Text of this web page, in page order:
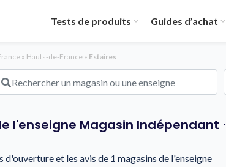
Tests de produits Guides d’achat
» Hauts-de-France » Estaires
Rechercher un magasin ou une enseigne
l'enseigne Magasin Indépendant ⋅
d'ouverture et les avis de 1 magasins de l'enseigne